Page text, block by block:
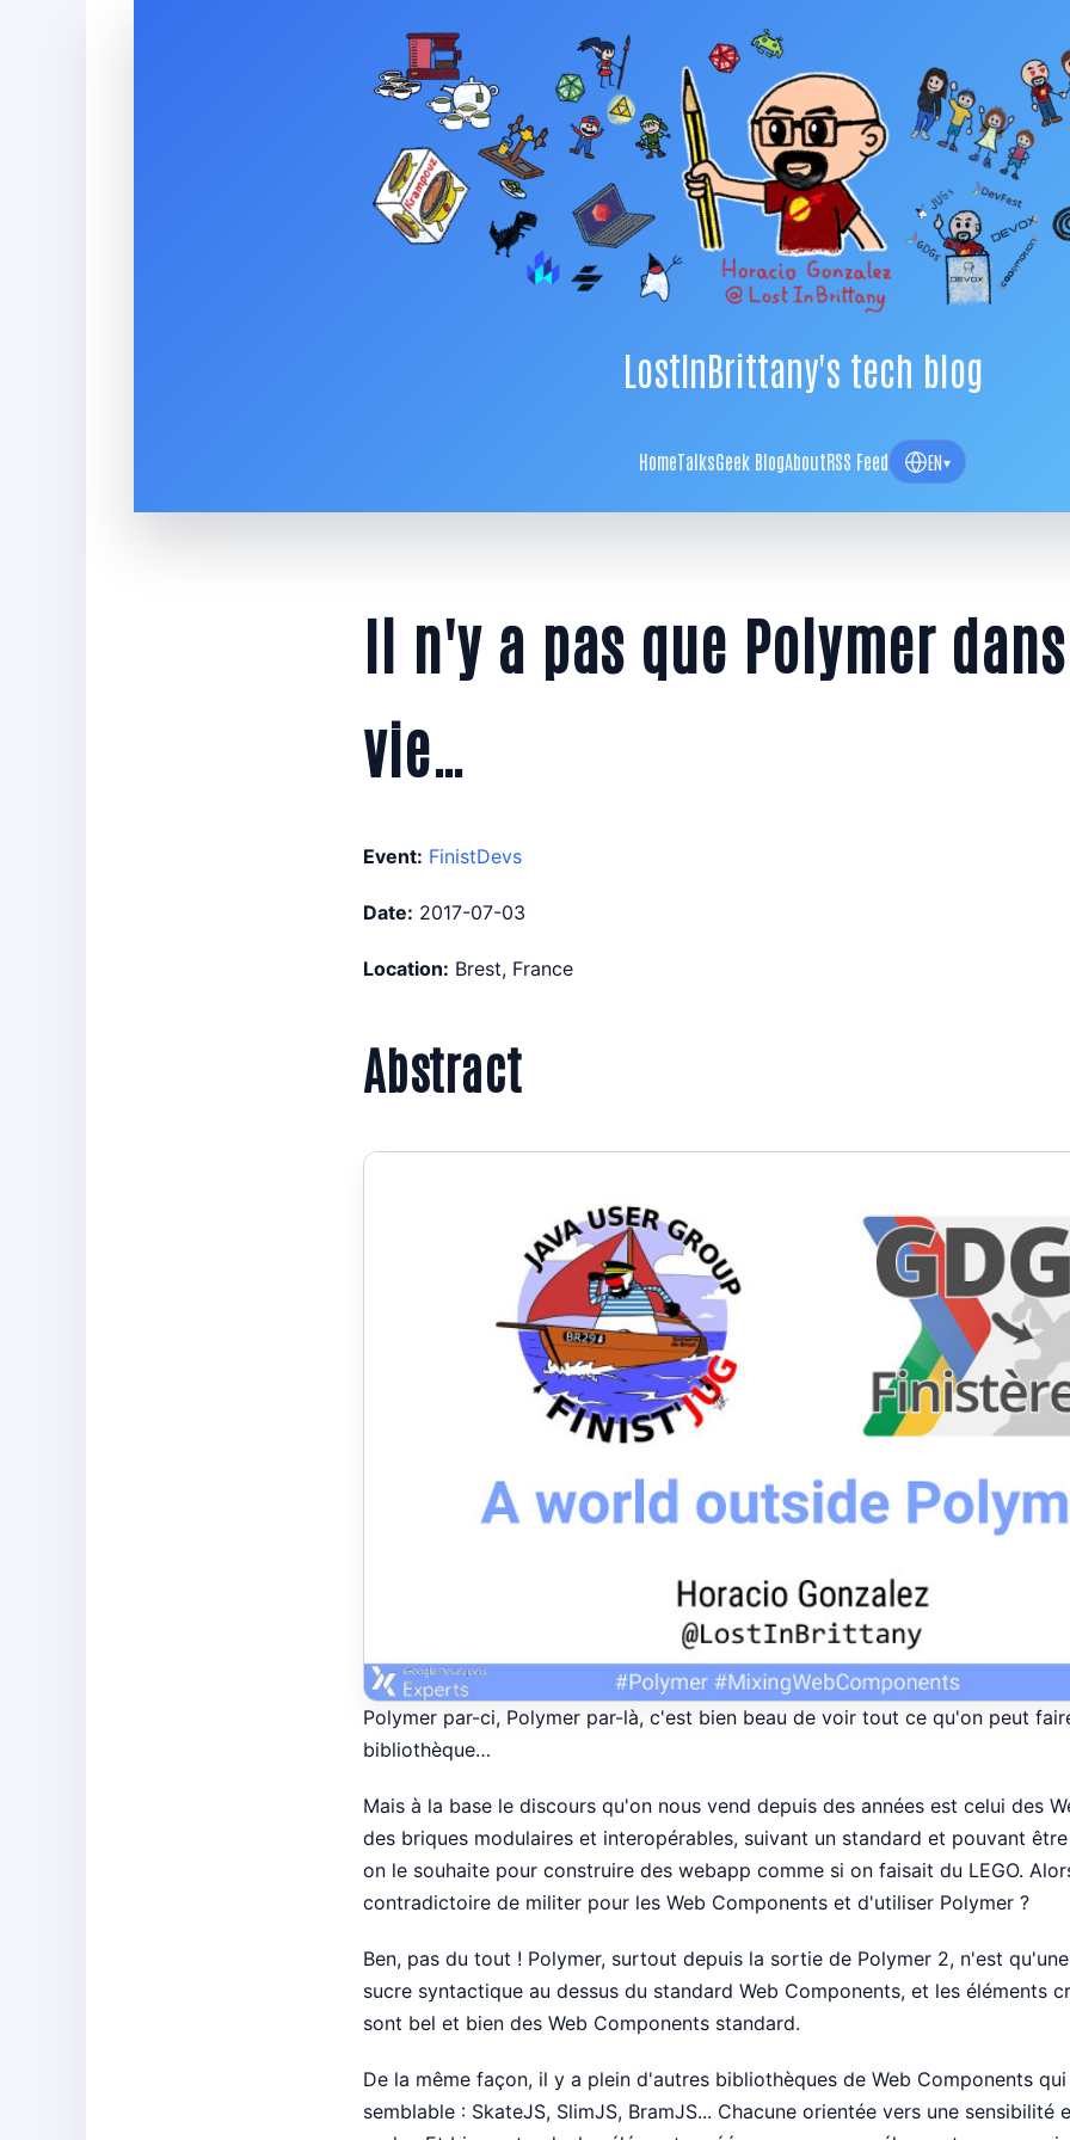
LostInBrittany's tech blog
HomeTalksGeek BlogAboutRSS Feed EN▾
Il n'y a pas que Polymer
vie…
Event: FinistDevs
Date: 2017-07-03
Location: Brest, France
Abstract
Polymer par-ci, Polymer par-là, c'est bien beau de voir tout ce qu'on peut
bibliothèque…
Mais à la base le discours qu'on nous vend depuis des années est celui des
des briques modulaires et interopérables, suivant un standard et pouvant
on le souhaite pour construire des webapp comme si on faisait du LEGO.
contradictoire de militer pour les Web Components et d'utiliser Polymer ?
Ben, pas du tout ! Polymer, surtout depuis la sortie de Polymer 2, n'est
sucre syntactique au dessus du standard Web Components, et les éléments
sont bel et bien des Web Components standard.
De la même façon, il y a plein d'autres bibliothèques de Web Components
semblable : SkateJS, SlimJS, BramJS... Chacune orientée vers une sensibilité